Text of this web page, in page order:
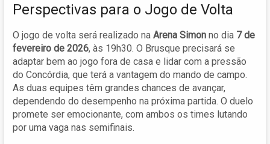
Perspectivas para o Jogo de Volta
O jogo de volta será realizado na Arena Simon no dia 7 de
fevereiro de 2026, às 19h30. O Brusque precisará se
adaptar bem ao jogo fora de casa e lidar com a pressão
do Concórdia, que terá a vantagem do mando de campo.
As duas equipes têm grandes chances de avançar,
dependendo do desempenho na próxima partida. O duelo
promete ser emocionante, com ambos os times lutando
por uma vaga nas semifinais.